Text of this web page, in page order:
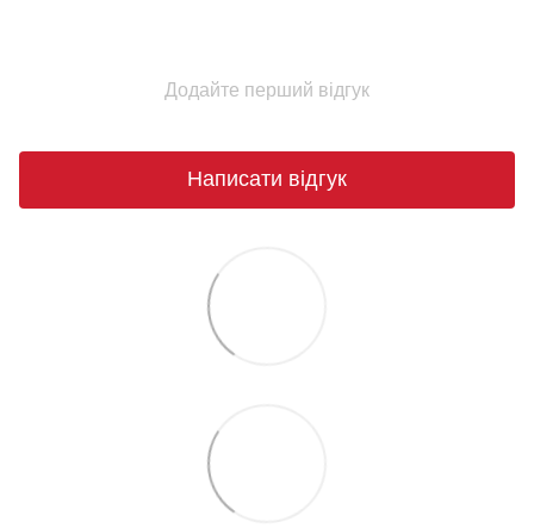
Додайте перший відгук
Написати відгук